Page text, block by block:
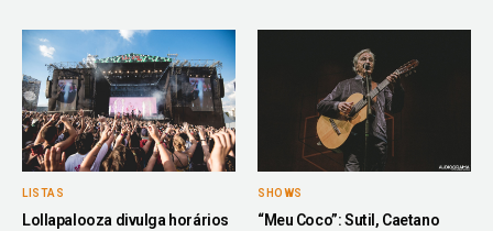
LISTAS
Lollapalooza divulga horários
SHOWS
“Meu Coco”: Sutil, Caetano